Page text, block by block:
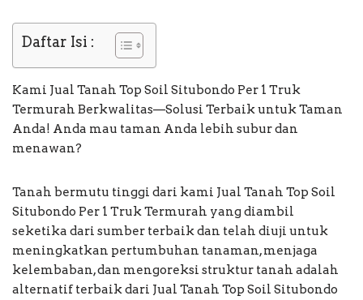
Daftar Isi :
Kami Jual Tanah Top Soil Situbondo Per 1 Truk
Termurah Berkwalitas—Solusi Terbaik untuk Taman
Anda! Anda mau taman Anda lebih subur dan
menawan?
Tanah bermutu tinggi dari kami Jual Tanah Top Soil
Situbondo Per 1 Truk Termurah yang diambil
seketika dari sumber terbaik dan telah diuji untuk
meningkatkan pertumbuhan tanaman, menjaga
kelembaban, dan mengoreksi struktur tanah adalah
alternatif terbaik dari Jual Tanah Top Soil Situbondo